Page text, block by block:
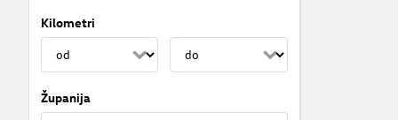
Kilometri
Županija